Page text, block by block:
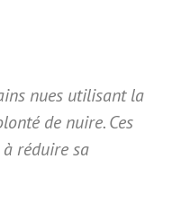
nues utilisant la
de nuire. Ces
réduire sa